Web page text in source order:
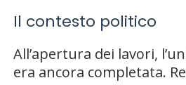
Il contesto politico
All’apertura dei lavori,
era ancora completata.